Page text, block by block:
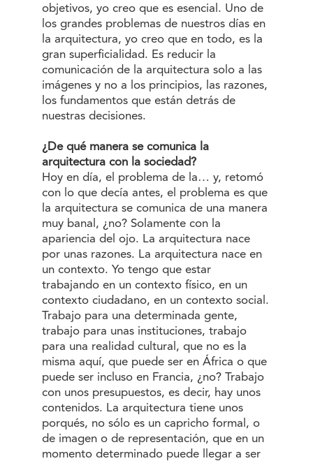
objetivos, yo creo que es esencial. Uno de
los grandes problemas de nuestros días en
la arquitectura, yo creo que en todo, es la
gran superficialidad. Es reducir la
comunicación de la arquitectura solo a las
imágenes y no a los principios, las razones,
los fundamentos que están detrás de
nuestras decisiones.
¿De qué manera se comunica la
arquitectura con la sociedad?
Hoy en día, el problema de la… y, retomó
con lo que decía antes, el problema es que
la arquitectura se comunica de una manera
muy banal, ¿no? Solamente con la
apariencia del ojo. La arquitectura nace
por unas razones. La arquitectura nace en
un contexto. Yo tengo que estar
trabajando en un contexto físico, en un
contexto ciudadano, en un contexto social.
Trabajo para una determinada gente,
trabajo para unas instituciones, trabajo
para una realidad cultural, que no es la
misma aquí, que puede ser en África o que
puede ser incluso en Francia, ¿no? Trabajo
con unos presupuestos, es decir, hay unos
contenidos. La arquitectura tiene unos
porqués, no sólo es un capricho formal, o
de imagen o de representación, que en un
momento determinado puede llegar a ser